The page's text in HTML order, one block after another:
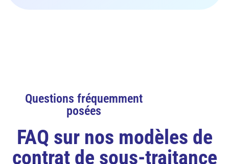
Questions fréquemment
posées
FAQ sur nos modèles de
contrat de sous-traitance